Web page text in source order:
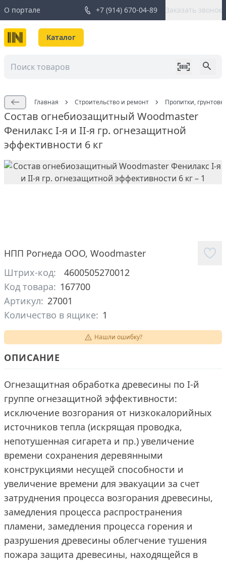
О портале +7 (914) 670-04-89 Заказать звонок
Каталог
Главная Строительство и ремонт Пропитки,
Состав огнебиозащитный Woodmaster
Фенилакс I-я и II-я гр. огнезащитной
эффективности 6 кг
НПП Рогнеда ООО, Woodmaster
Штрих-код:
4600505270012
Код товара: 167700
Артикул: 27001
Количество в ящике: 1
Нашли ошибку?
ОПИСАНИЕ
Огнезащитная обработка древесины по I-й
группе огнезащитной эффективности:
исключение возгорания от низкокалорийных
источников тепла (искрящая проводка,
непотушенная сигарета и пр.) увеличение
времени сохранения деревянными
конструкциями несущей способности и
увеличение времени для эвакуации за счет
затруднения процесса возгорания древесины,
замедления процесса распространения
пламени, замедления процесса горения и
разрушения древесины облегчение тушения
пожара защита древесины, находящейся в